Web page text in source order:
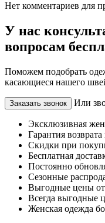
Нет комментариев для
У нас
вопросам
Поможем подобрать
касающиеся нашего
Заказать звонок Или
Эксклюзивная
Гарантия
Скидки при
Бесплатная
Постоянно
Сезонные
Выгодные цены от
Всегда выгодные
Женская одежда